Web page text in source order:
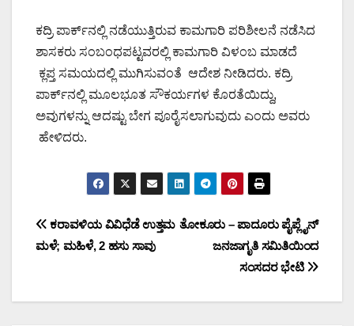
ಕದ್ರಿ ಪಾರ್ಕ್‍ನಲ್ಲಿ ನಡೆಯುತ್ತಿರುವ ಕಾಮಗಾರಿ ಪರಿಶೀಲನೆ ನಡೆಸಿದ
ಶಾಸಕರು ಸಂಬಂಧಪಟ್ಟವರಲ್ಲಿ ಕಾಮಗಾರಿ ವಿಳಂಬ ಮಾಡದೆ
ಕ್ಲಪ್ತ ಸಮಯದಲ್ಲಿ ಮುಗಿಸುವಂತೆ ಆದೇಶ ನೀಡಿದರು. ಕದ್ರಿ
ಪಾರ್ಕ್‍ನಲ್ಲಿ ಮೂಲಭೂತ ಸೌಕರ್ಯಗಳ ಕೊರತೆಯಿದ್ದು,
ಅವುಗಳನ್ನು ಆದಷ್ಟು ಬೇಗ ಪೂರೈಸಲಾಗುವುದು ಎಂದು ಅವರು
ಹೇಳಿದರು.
Post
navigation
ತೋಕೂರು – ಪಾದೂರು ಪೈಪ್ಲೈನ್
ಜನಜಾಗೃತಿ ಸಮಿತಿಯಿಂದ
ಸಂಸದರ ಭೇಟಿ
ಕರಾವಳಿಯ ವಿವಿಧೆಡೆ ಉತ್ತಮ
ಮಳೆ; ಮಹಿಳೆ, 2 ಹಸು ಸಾವು